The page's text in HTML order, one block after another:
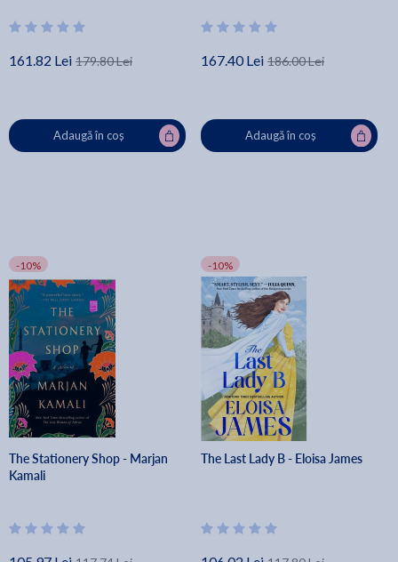
161.82 Lei 179.80 Lei
Adaugă în coș
167.40 Lei 186.00 Lei
Adaugă în coș
-10%
The Stationery Shop - Marjan
Kamali
-10%
The Last Lady B - Eloisa James